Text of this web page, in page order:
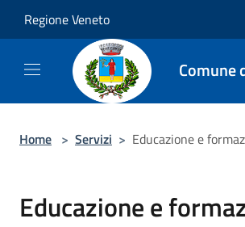
Regione Veneto
Comune
Home > Servizi > Educazione e
Educazione e